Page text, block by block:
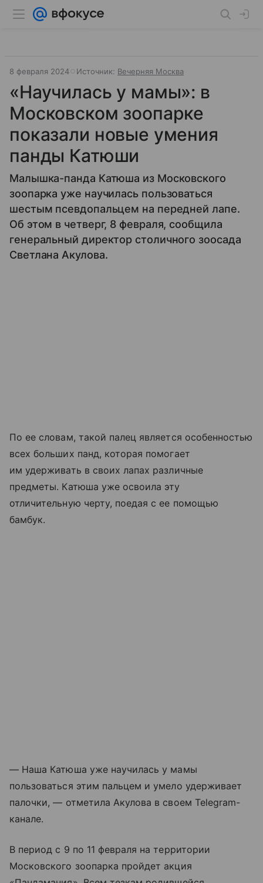
8 февраля 2024 Источник: Вечерняя Москва
«Научилась у мамы»: в
Московском зоопарке
показали новые умения
панды Катюши
Малышка-панда Катюша из Московского
зоопарка уже научилась пользоваться
шестым псевдопальцем на передней лапе.
Об этом в четверг, 8 февраля, сообщила
генеральный директор столичного зоосада
Светлана Акулова.
По ее словам, такой палец является особенностью
всех больших панд, которая помогает
им удерживать в своих лапах различные
предметы. Катюша уже освоила эту
отличительную черту, поедая с ее помощью
бамбук.
— Наша Катюша уже научилась у мамы
пользоваться этим пальцем и умело удерживает
палочки, — отметила Акулова в своем Telegram-
канале.
В период с 9 по 11 февраля на территории
Московского зоопарка пройдет акция